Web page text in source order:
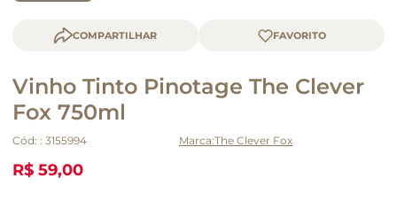
COMPARTILHAR
Vinho Tinto Pinotage The Clever
Fox 750ml
Cód: : 3155994 The Clever Fox
R$ 59,00